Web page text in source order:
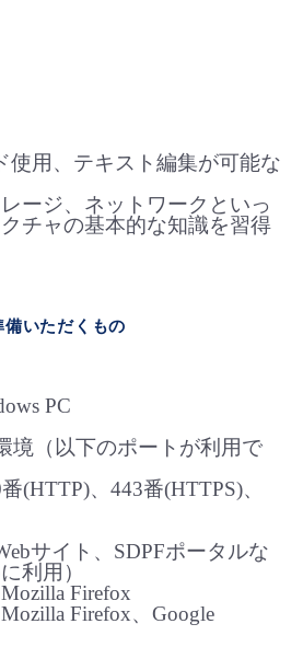
を見る
使用、テキスト編集が可能な
ージ、ネットワークといっ
チャの基本的な知識を習得
いただくもの
PC
境（以下のポートが利用で
(HTTP)、443番(HTTPS)、
サイト、SDPFポータルな
利用）
Firefox
Firefox、Google